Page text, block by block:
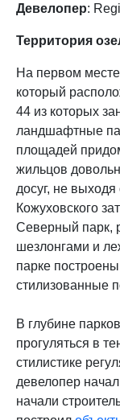
Девелопер:
Территория
На первом
который
44 из которых
ландшафтные
площадей
жильцов
досуг, не
Кожуховского
Северный парк,
шезлонгами и
парке
стилизованные
В глубине
прогуляться в
стилистике
девелопер
начали